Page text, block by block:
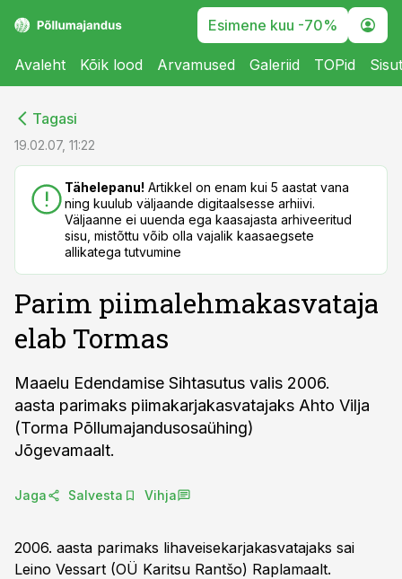
Esimene kuu -70%
Avaleht Kõik lood Arvamused Galeriid TOPid
Tagasi
19.02.07, 11:22
Tähelepanu! Artikkel on enam kui 5 aastat vana
ning kuulub väljaande digitaalsesse arhiivi.
Väljaanne ei uuenda ega kaasajasta arhiveeritud
sisu, mistõttu võib olla vajalik kaasaegsete
allikatega tutvumine
Parim piimalehmakasvataja
elab Tormas
Maaelu Edendamise Sihtasutus valis 2006.
aasta parimaks piimakarjakasvatajaks Ahto Vilja
(Torma Põllumajandusosaühing)
Jõgevamaalt.
Jaga Salvesta Vihja
2006. aasta parimaks lihaveisekarjakasvatajaks sai
Leino Vessart (OÜ Karitsu Rantšo) Raplamaalt.